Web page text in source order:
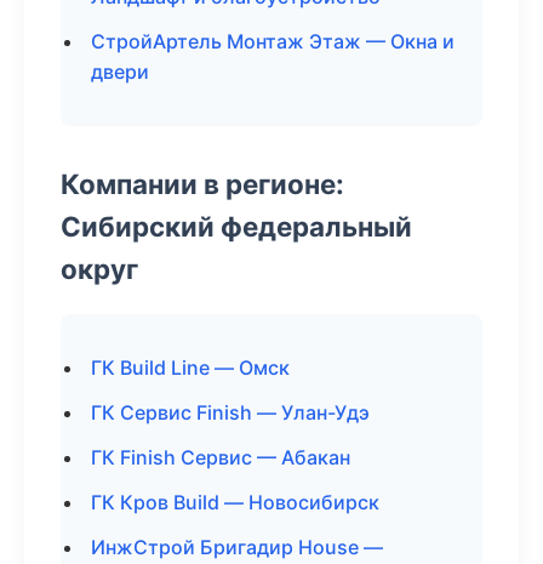
СтройАртель Монтаж Этаж — Окна и
двери
Компании в регионе:
Сибирский федеральный
округ
ГК Build Line — Омск
ГК Сервис Finish — Улан-Удэ
ГК Finish Сервис — Абакан
ГК Кров Build — Новосибирск
ИнжСтрой Бригадир House —